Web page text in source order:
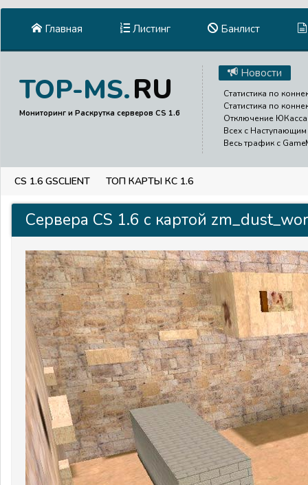
Главная Листинг Банлист
TOP-MS.RU
Мониторинг и Раскрутка серверов CS 1.6
Новости
Статистика по
Статистика по
Отключение
Всех с
Весь трафик с
CS 1.6 GSCLIENT ТОП КАРТЫ КС 1.6
Сервера CS 1.6 с картой